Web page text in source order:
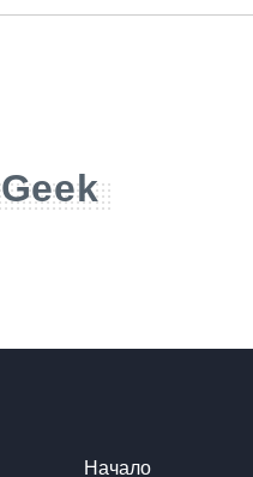
Начало